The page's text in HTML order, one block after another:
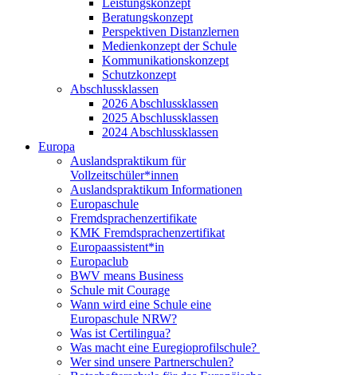
Leistungskonzept
Beratungskonzept
Perspektiven Distanzlernen
Medienkonzept der Schule
Kommunikationskonzept
Schutzkonzept
Abschlussklassen
2026 Abschlussklassen
2025 Abschlussklassen
2024 Abschlussklassen
Europa
Auslandspraktikum für
Vollzeitschüler*innen
Auslandspraktikum Informationen
Europaschule
Fremdsprachenzertifikate
KMK Fremdsprachenzertifikat
Europaassistent*in
Europaclub
BWV means Business
Schule mit Courage
Wann wird eine Schule eine
Europaschule NRW?
Was ist Certilingua?
Was macht eine Euregioprofilschule?
Wer sind unsere Partnerschulen?